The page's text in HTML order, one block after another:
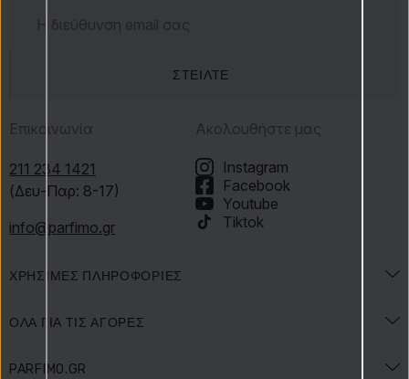
ΣΤΕΊΛΤΕ
Επικοινωνία
211 234 1421
(Δευ-Παρ: 8-17)
info@parfimo.gr
ΧΡΉΣΙΜΕΣ ΠΛΗΡΟΦΟΡΊΕΣ
ΌΛΑ ΓΙΑ ΤΙΣ ΑΓΟΡΈΣ
PARFIMO.GR
Ακολουθήστε μας
Instagram
Facebook
Youtube
Tiktok